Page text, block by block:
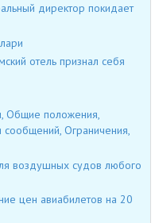
директор покидает
отель признал себя
Общие положения,
Ограничения,
воздушных судов любого
цен авиабилетов на 20